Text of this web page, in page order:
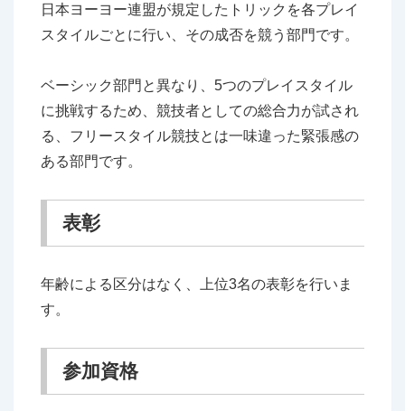
日本ヨーヨー連盟が規定したトリックを各プレイ
スタイルごとに行い、その成否を競う部門です。
ベーシック部門と異なり、5つのプレイスタイル
に挑戦するため、競技者としての総合力が試され
る、フリースタイル競技とは一味違った緊張感の
ある部門です。
表彰
年齢による区分はなく、上位3名の表彰を行いま
す。
参加資格